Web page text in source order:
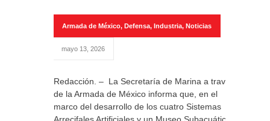
Armada de México, Defensa, Industria, Noticias
mayo 13, 2026
Redacción. – La Secretaría de Marina a través
de la Armada de México informa que, en el
marco del desarrollo de los cuatro Sistemas